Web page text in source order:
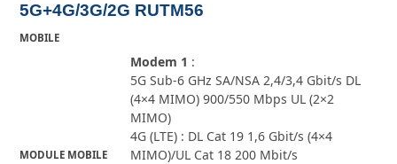
5G+4G/3G/2G RUTM56
MOBILE
MODULE MOBILE
Modem 1 :
5G Sub-6 GHz SA/NSA 2,4/3,4 Gbit/s DL
(4×4 MIMO) 900/550 Mbps UL (2×2
MIMO)
4G (LTE) : DL Cat 19 1,6 Gbit/s (4×4
MIMO)/UL Cat 18 200 Mbit/s